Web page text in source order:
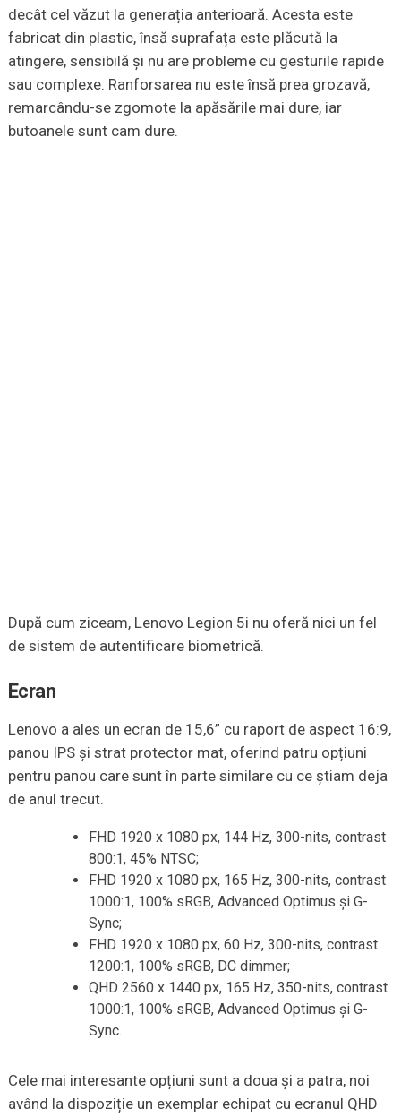
decât cel văzut la generația anterioară. Acesta este
fabricat din plastic, însă suprafața este plăcută la
atingere, sensibilă și nu are probleme cu gesturile rapide
sau complexe. Ranforsarea nu este însă prea grozavă,
remarcându-se zgomote la apăsările mai dure, iar
butoanele sunt cam dure.
După cum ziceam, Lenovo Legion 5i nu oferă nici un fel
de sistem de autentificare biometrică.
Ecran
Lenovo a ales un ecran de 15,6” cu raport de aspect 16:9,
panou IPS și strat protector mat, oferind patru opțiuni
pentru panou care sunt în parte similare cu ce știam deja
de anul trecut.
FHD 1920 x 1080 px, 144 Hz, 300-nits, contrast
800:1, 45% NTSC;
FHD 1920 x 1080 px, 165 Hz, 300-nits, contrast
1000:1, 100% sRGB, Advanced Optimus și G-
Sync;
FHD 1920 x 1080 px, 60 Hz, 300-nits, contrast
1200:1, 100% sRGB, DC dimmer;
QHD 2560 x 1440 px, 165 Hz, 350-nits, contrast
1000:1, 100% sRGB, Advanced Optimus și G-
Sync.
Cele mai interesante opțiuni sunt a doua și a patra, noi
având la dispoziție un exemplar echipat cu ecranul QHD